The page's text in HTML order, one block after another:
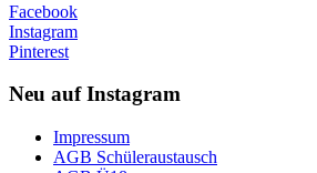
Facebook
Instagram
Pinterest
Neu auf Instagram
Impressum
AGB Schüleraustausch